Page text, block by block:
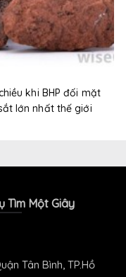
khi BHP đối mặt
lớn nhất thế giới
Tìm Một Giây
Tân Bình, TP.Hồ